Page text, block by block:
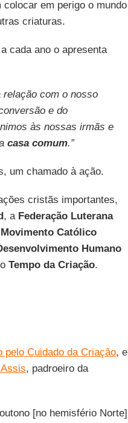
em perigo o mundo
criaturas.
cada ano o apresenta
com o nosso
e do
às nossas irmãs e
casa comum.”
um chamado à ação.
cristãs importantes,
, a Federação Luterana
Movimento Católico
Humano
Tempo da Criação.
pelo Cuidado da Criação, e
, padroeiro da
[no hemisfério Norte]